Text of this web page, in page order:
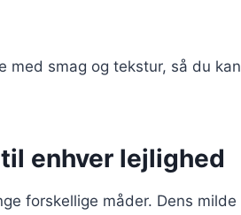
med smag og tekstur, så du kan
enhver lejlighed
forskellige måder. Dens milde